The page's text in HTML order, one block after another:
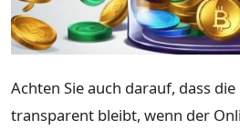
Achten Sie auch darauf, dass
transparent bleibt, wenn der